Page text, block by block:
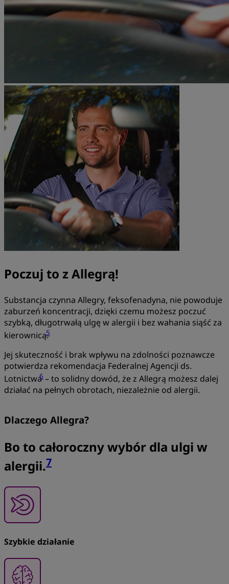
Poczuj to z Allegrą!
Substancja czynna Allegry, feksofenadyna, nie powoduje
zaburzeń koncentracji, dzięki czemu możesz poczuć
szybką, długotrwałą ulgę w alergii i bez wahania siąść za
kierownicą.5
Jej skuteczność i brak wpływu na zdolności poznawcze
potwierdza rekomendacja Federalnej Agencji ds.
Lotnictwa6 – to solidny dowód, że z Allegrą możesz dalej
działać na pełnych obrotach, niezależnie od alergii.
Dlaczego Allegra?
Bo to całoroczny wybór dla ulgi w
alergii.7
Szybkie działanie